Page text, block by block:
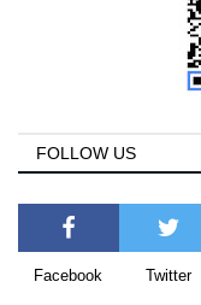
FOLLOW US
Facebook Twitter